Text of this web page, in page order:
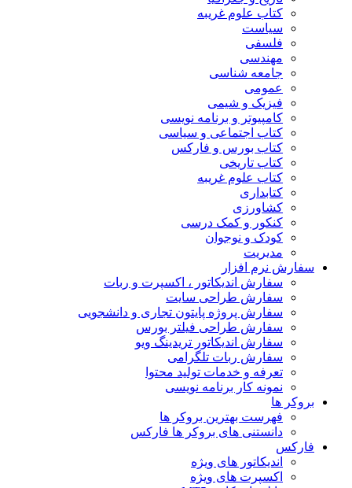
کتاب علوم غریبه
سیاست
فلسفی
مهندسی
جامعه شناسی
عمومی
فیزیک و شیمی
کامپیوتر و برنامه نویسی
کتاب اجتماعی و سیاسی
کتاب بورس و فارکس
کتاب تاریخی
کتاب علوم غریبه
کتابداری
کشاورزی
کنکور و کمک‌ درسی
کودک و نوجوان
مدیریت
سفارش نرم افزار
سفارش اندیکاتور ، اکسپرت و ربات
سفارش طراحی سایت
سفارش پروژه پایتون تجاری و دانشجویی
سفارش طراحی فیلتر بورس
سفارش اندیکاتور تریدینگ ویو
سفارش ربات تلگرامی
تعرفه و خدمات تولید محتوا
نمونه کار برنامه نویسی
بروکر ها
فهرست بهترین بروکر ها
دانستنی های بروکر ها فارکس
فارکس
اندیکاتور های ویژه
اکسپرت های ویژه